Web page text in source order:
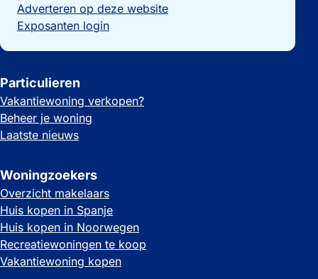
Adverteren op deze website
Exposanten login
Particulieren
Vakantiewoning verkopen?
Beheer je woning
Laatste nieuws
Woningzoekers
Overzicht makelaars
Huis kopen in Spanje
Huis kopen in Noorwegen
Recreatiewoningen te koop
Vakantiewoning kopen